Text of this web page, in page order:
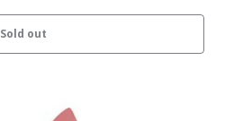
Sold out